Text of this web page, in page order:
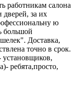
работникам салона
за их
ю
большой
Доставка,
точно в срок.
установщиков,
ребята,просто,